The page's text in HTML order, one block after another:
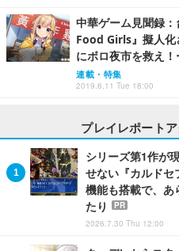
中華ゲーム見聞録
Food Girls』擬人化
にボロ夜市を救え
連載・特集
2019.6.11 Tue 18:00
プレイレポート
シリーズ第1作が
せない『カルド
機能も搭載で、あ
たり
PR
2026.7.30 Thu 12:00